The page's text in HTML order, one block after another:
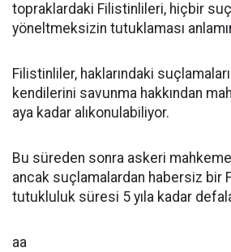
topraklardaki Filistinlileri, hiçbir
yöneltmeksizin tutuklaması
Filistinliler, haklarındaki
kendilerini savunma hakkından
aya kadar alıkonulabiliyor.
Bu süreden sonra askeri
ancak suçlamalardan habersiz bir
tutukluluk süresi 5 yıla kadar
aa